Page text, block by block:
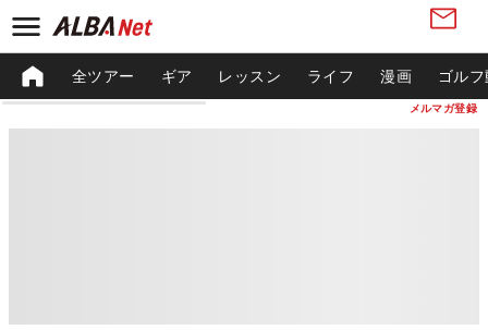
メルマガ登録
全ツアー ギア レッスン ライフ 漫画 ゴル